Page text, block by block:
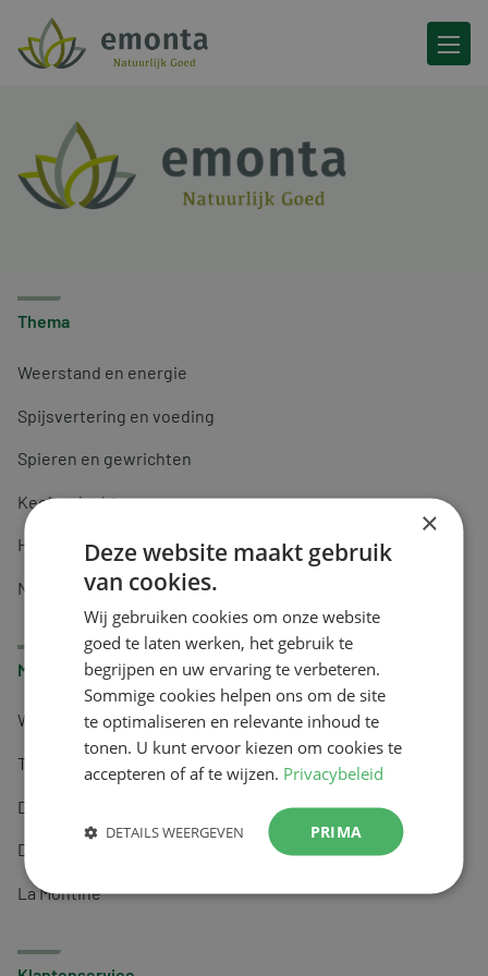
Ga naar de inhoud
Thema
Weerstand en energie
Spijsvertering en voeding
Spieren en gewrichten
Keel en luchtwegen
Huidverzorging
Nachtrust
Merken
Wapiti
Tai-Ginseng
Dermagíq
Draisma
La Montine
×
Deze website maakt gebruik
van cookies.
Wij gebruiken cookies om onze website
goed te laten werken, het gebruik te
begrijpen en uw ervaring te verbeteren.
Sommige cookies helpen ons om de site
te optimaliseren en relevante inhoud te
tonen. U kunt ervoor kiezen om cookies te
accepteren of af te wijzen. Privacybeleid
PRIMA
DETAILS WEERGEVEN